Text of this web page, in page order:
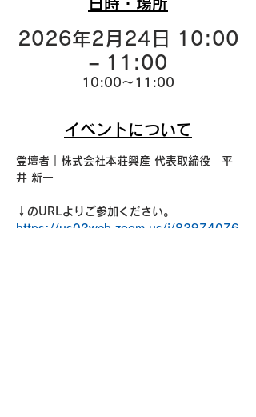
日時・場所
2026年2月24日 10:00
– 11:00
10:00～11:00
イベントについて
登壇者｜株式会社本荘興産 代表取締役　平
井 新一
↓のURLよりご参加ください。
https://us02web.zoom.us/j/82974076